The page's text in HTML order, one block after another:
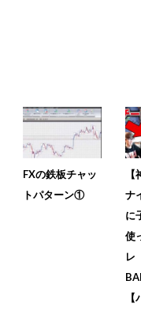
FXの鉄板チャッ
トパターン①
ナ
に
使
レ